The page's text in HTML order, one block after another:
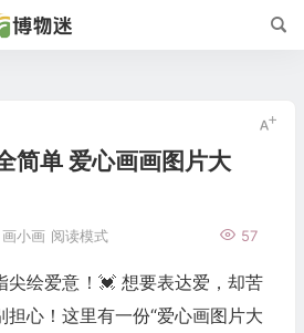
简单 爱心画画图片大
画小画 57
阅读模式
尖绘爱意！💓 想要表达爱，却苦
心！这里有一份“爱心画图片大